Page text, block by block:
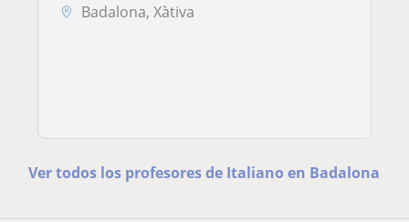
Badalona, Xàtiva
Ver todos los profesores de Italiano en Badalona